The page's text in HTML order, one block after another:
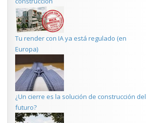
Tu render con IA ya está regulado (en
Europa)
¿Un cierre es la solución de construcción del
futuro?